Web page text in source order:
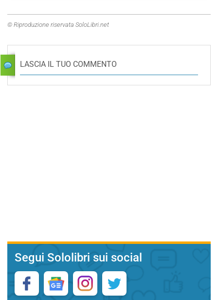
© Riproduzione riservata SoloLibri.net
LASCIA IL TUO COMMENTO
Segui Sololibri sui social